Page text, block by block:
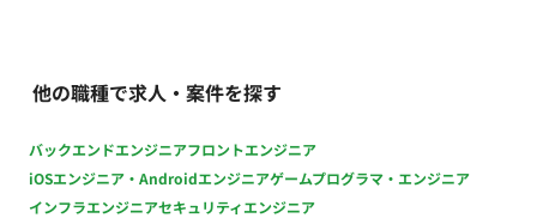
他の職種で求人・案件を探す
バックエンドエンジニアフロントエンジニア
iOSエンジニア・Androidエンジニアゲームプログラマ・エンジニア
インフラエンジニアセキュリティエンジニア